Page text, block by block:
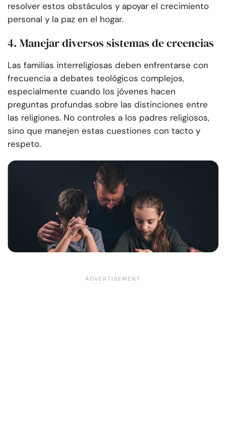
resolver estos obstáculos y apoyar el crecimiento
personal y la paz en el hogar.
4. Manejar diversos sistemas de creencias
Las familias interreligiosas deben enfrentarse con
frecuencia a debates teológicos complejos,
especialmente cuando los jóvenes hacen
preguntas profundas sobre las distinciones entre
las religiones. No controles a los padres religiosos,
sino que manejen estas cuestiones con tacto y
respeto.